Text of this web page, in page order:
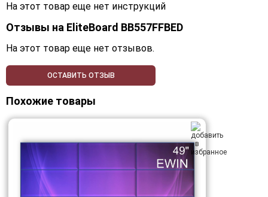
На этот товар еще нет инструкций
Отзывы на EliteBoard BB557FFBED
На этот товар еще нет отзывов.
ОСТАВИТЬ ОТЗЫВ
Похожие товары